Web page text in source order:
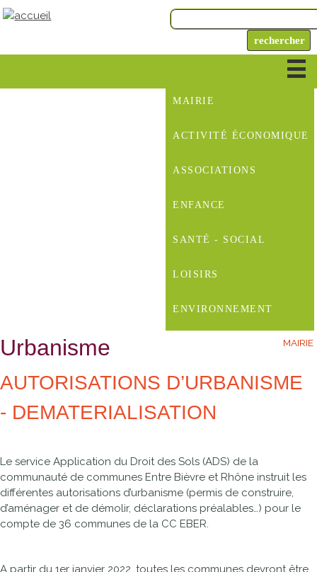
MAIRIE
ACTIVITÉ ÉCONOMIQUE
ASSOCIATIONS
ENFANCE
SANTÉ - SOCIAL
LOISIRS
ENVIRONNEMENT
MAIRIE
Urbanisme
AUTORISATIONS D’URBANISME
- DEMATERIALISATION
Le service Application du Droit des Sols (ADS) de la
communauté de communes Entre Bièvre et Rhône instruit les
différentes autorisations d’urbanisme (permis de construire,
d’aménager et de démolir, déclarations préalables…) pour le
compte de 36 communes de la CC EBER.
A partir du 1er janvier 2022, toutes les communes devront être